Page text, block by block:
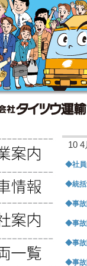
10 4
◆社員
◆統括
◆事故
◆事故
◆事故
◆事故